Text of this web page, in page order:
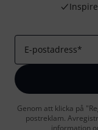
E-postadress*
Genom att klicka på
postreklam.